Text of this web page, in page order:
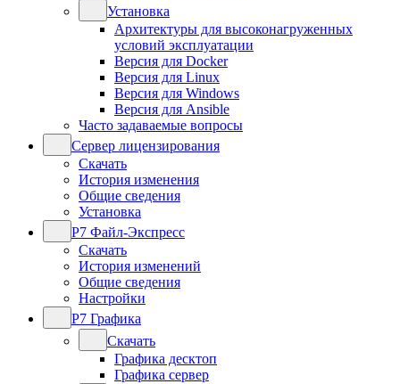
Установка
Архитектуры для высоконагруженных
условий эксплуатации
Версия для Docker
Версия для Linux
Версия для Windows
Версия для Ansible
Часто задаваемые вопросы
Сервер лицензирования
Скачать
История изменения
Общие сведения
Установка
Р7 Файл-Экспресс
Скачать
История изменений
Общие сведения
Настройки
Р7 Графика
Скачать
Графика десктоп
Графика сервер